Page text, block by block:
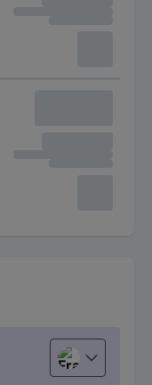
Français